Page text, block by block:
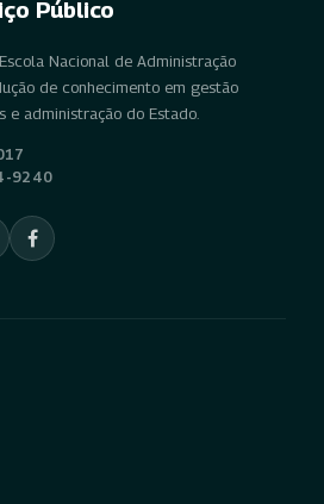
Público
Nacional de Administração
de conhecimento em gestão
e administração do Estado.
9240